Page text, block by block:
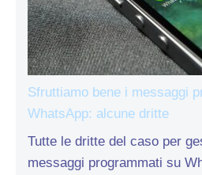
Sfruttiamo bene i messaggi
WhatsApp: alcune dritte
Tutte le dritte del caso per
messaggi programmati su